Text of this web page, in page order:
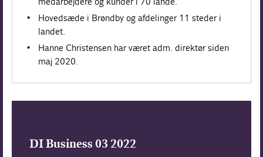
Hovedsæde i Brøndby og afdelinger 11 steder i
landet.
Hanne Christensen har været adm. direktør siden
maj 2020.
DI Business 03 2022